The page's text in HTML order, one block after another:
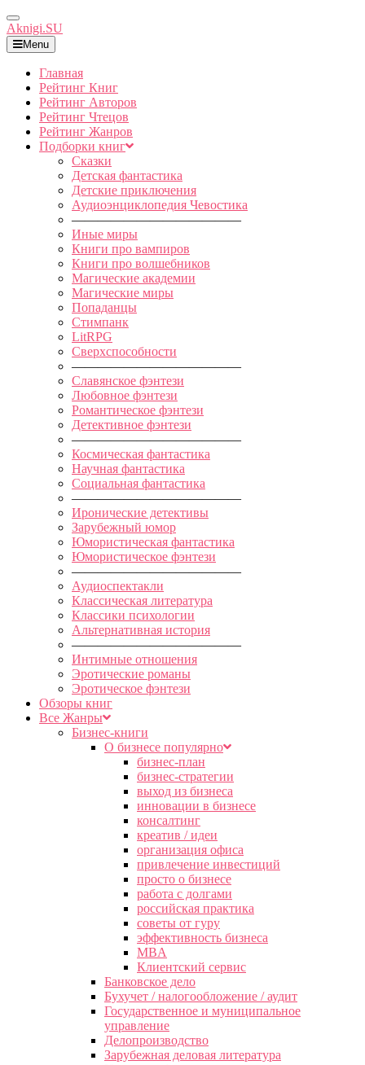
Toggle
Navigation
Aknigi.SU
Menu
Главная
Рейтинг Книг
Рейтинг Авторов
Рейтинг Чтецов
Рейтинг Жанров
Подборки книг
Сказки
Детская фантастика
Детские приключения
Аудиоэнциклопедия Чевостика
—————————————
Иные миры
Книги про вампиров
Книги про волшебников
Магические академии
Магические миры
Попаданцы
Стимпанк
LitRPG
Сверхспособности
—————————————
Славянское фэнтези
Любовное фэнтези
Романтическое фэнтези
Детективное фэнтези
—————————————
Космическая фантастика
Научная фантастика
Социальная фантастика
—————————————
Иронические детективы
Зарубежный юмор
Юмористическая фантастика
Юмористическое фэнтези
—————————————
Аудиоспектакли
Классическая литература
Классики психологии
Альтернативная история
—————————————
Интимные отношения
Эротические романы
Эротическое фэнтези
Обзоры книг
Все Жанры
Бизнес-книги
О бизнесе популярно
бизнес-план
бизнес-стратегии
выход из бизнеса
инновации в бизнесе
консалтинг
креатив / идеи
организация офиса
привлечение инвестиций
просто о бизнесе
работа с долгами
российская практика
советы от гуру
эффективность бизнеса
MBA
Клиентский сервис
Банковское дело
Бухучет / налогообложение / аудит
Государственное и муниципальное
управление
Делопроизводство
Зарубежная деловая литература